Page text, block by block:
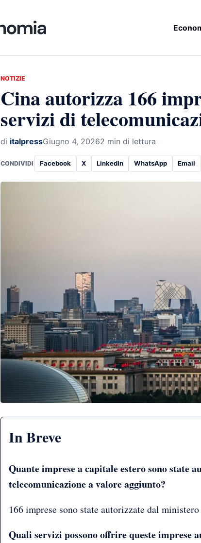
NOTIZIE
Cina autorizza 166
servizi di
di italpressGiugno 4, 20262 min di lettura
CONDIVIDI Facebook X LinkedIn WhatsApp Email
In Breve
Quante imprese a capitale estero sono state
telecomunicazione a valore aggiunto?
166 imprese sono state autorizzate dal ministero
Quali servizi possono offrire queste imprese